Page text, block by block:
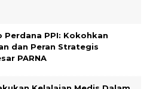
Perdana PPI: Kokohkan
dan Peran Strategis
PARNA